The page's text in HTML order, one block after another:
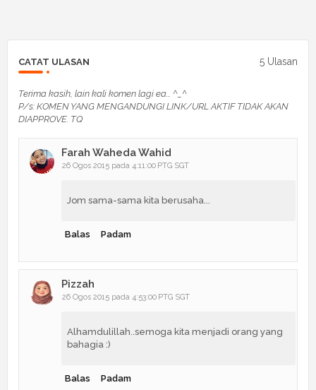
CATAT ULASAN 5 Ulasan
Terima kasih, lain kali komen lagi ea... ^_^
P/s: KOMEN YANG MENGANDUNGI LINK/URL AKTIF TIDAK AKAN
DIAPPROVE. TQ
Farah Waheda Wahid
26 Ogos 2015 pada 4:11:00 PTG SGT
Jom sama-sama kita berusaha...
Balas Padam
Pizzah
26 Ogos 2015 pada 4:53:00 PTG SGT
Alhamdulillah..semoga kita menjadi orang yang
bahagia :)
Balas Padam